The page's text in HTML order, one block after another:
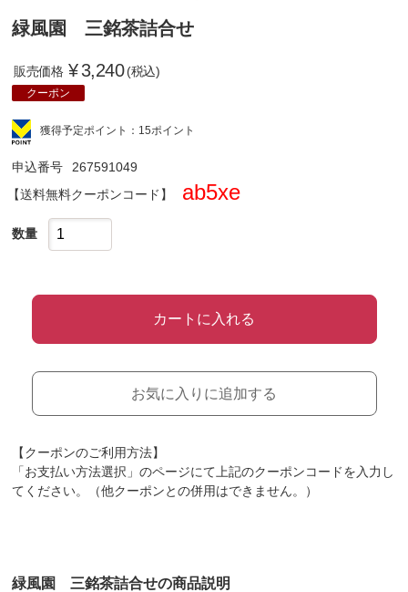
緑風園 三銘茶詰合せ
販売価格 ¥3,240 (税込)
クーポン
獲得予定ポイント：15ポイント
申込番号
267591049
クーポンコード
ab5xe
数量
カートに入れる
お気に入りに追加する
【クーポンのご利用方法】
「お支払い方法選択」のページにて上記のクーポンコードを入力し
てください。（他クーポンとの併用はできません。）
緑風園 三銘茶詰合せの商品説明